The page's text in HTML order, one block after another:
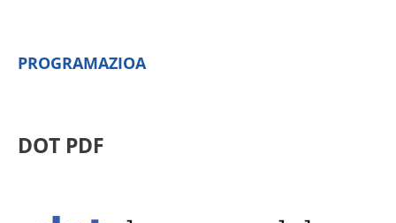
PROGRAMAZIOA
DOT PDF